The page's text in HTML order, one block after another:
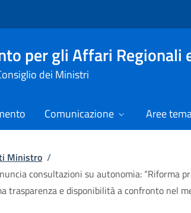
per gli Affari Regionali
dei Ministri
Comunicazione Aree
Ministro /
consultazioni su autonomia: “Riforma
trasparenza e disponibilità a confronto nel